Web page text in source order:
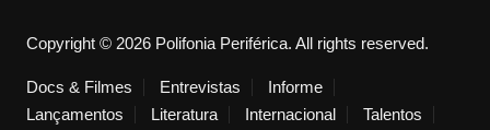
Copyright © 2026 Polifonia Periférica. All rights reserved.
Docs & Filmes Entrevistas
Informe
Lançamentos
Literatura Internacional Talentos